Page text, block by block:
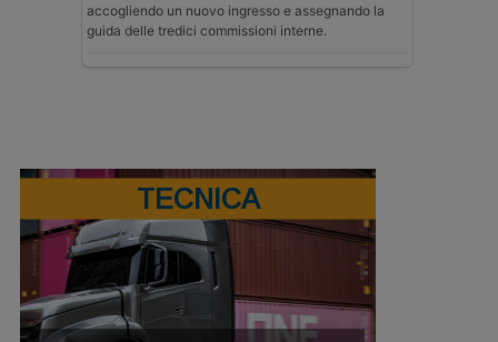
accogliendo un nuovo ingresso e assegnando la
guida delle tredici commissioni interne.
TECNICA